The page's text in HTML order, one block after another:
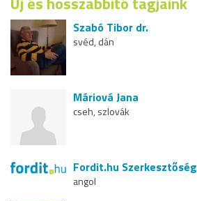
Szabó Tibor dr.
svéd, dán
Máriová Jana
cseh, szlovák
Fordit.hu Szerkesztőség
angol